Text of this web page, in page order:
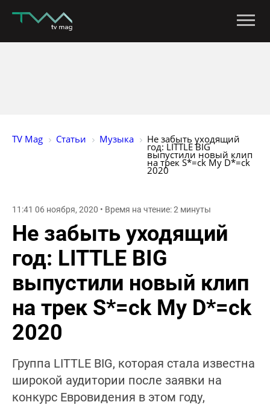
TV Mag Статьи Музыка Не забыть уходящий
год: LITTLE BIG
выпустили новый клип
на трек S*=ck My D*=ck
2020
11:41 06 ноября, 2020 • Время на чтение: 2 минуты
Не забыть уходящий
год: LITTLE BIG
выпустили новый клип
на трек S*=ck My D*=ck
2020
Группа LITTLE BIG, которая стала известна
широкой аудитории после заявки на
конкурс Евровидения в этом году,